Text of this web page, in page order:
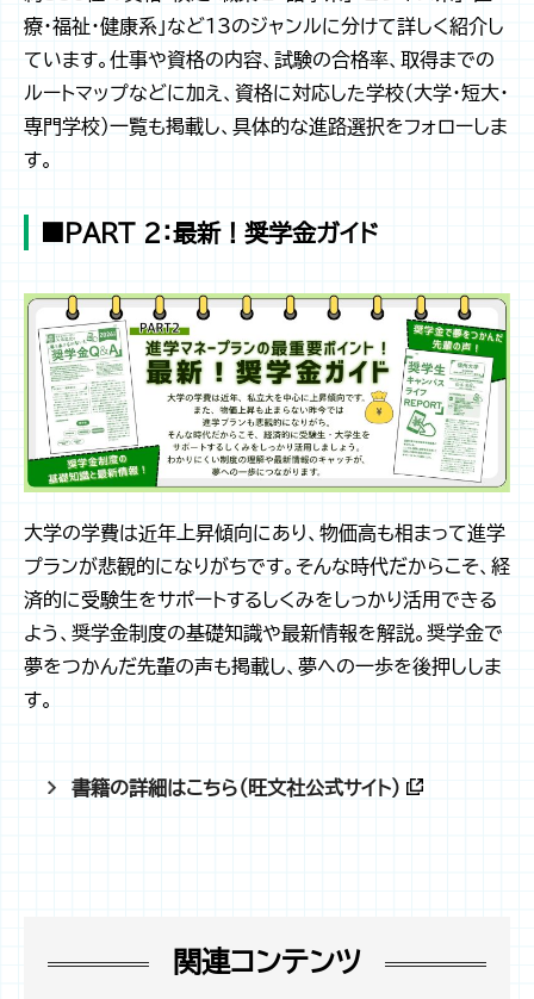
療・福祉・健康系」など13のジャンルに分けて詳しく紹介し
ています。仕事や資格の内容、試験の合格率、取得までの
ルートマップなどに加え、資格に対応した学校（大学・短大・
専門学校）一覧も掲載し、具体的な進路選択をフォローしま
す。
■PART 2：最新！奨学金ガイド
大学の学費は近年上昇傾向にあり、物価高も相まって進学
プランが悲観的になりがちです。そんな時代だからこそ、経
済的に受験生をサポートするしくみをしっかり活用できる
よう、奨学金制度の基礎知識や最新情報を解説。奨学金で
夢をつかんだ先輩の声も掲載し、夢への一歩を後押ししま
す。
書籍の詳細はこちら（旺文社公式サイト）
関連コンテンツ